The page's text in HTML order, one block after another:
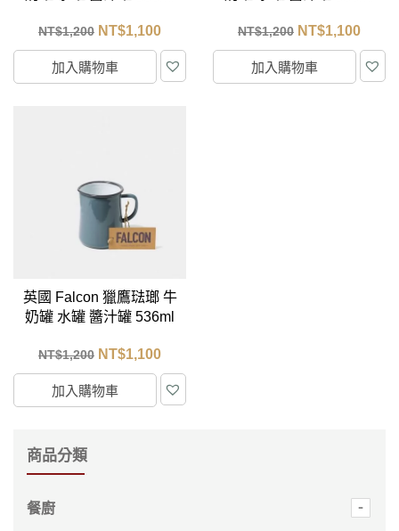
NT$1,200 NT$1,100
加入購物車
NT$1,200 NT$1,100
加入購物車
英國 Falcon 獵鷹琺瑯 牛
奶罐 水罐 醬汁罐 536ml
NT$1,200 NT$1,100
加入購物車
商品分類
餐廚